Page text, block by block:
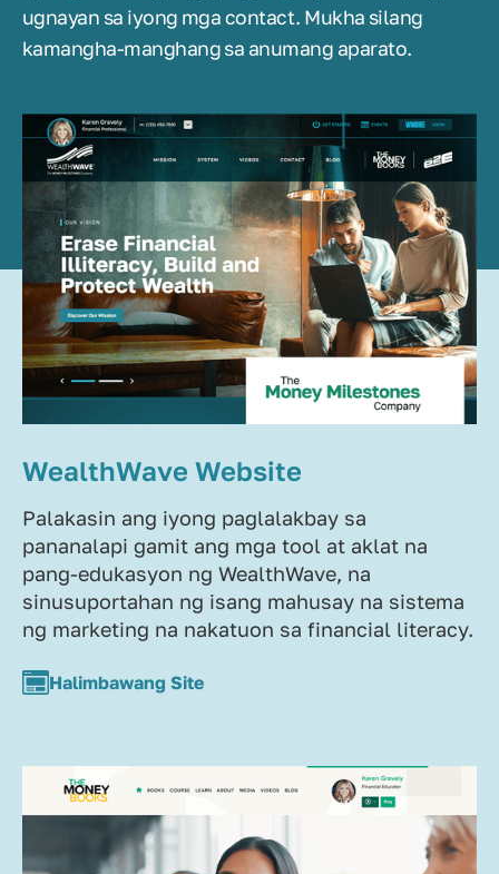
ugnayan sa iyong mga contact. Mukha silang
kamangha-manghang sa anumang aparato.
WealthWave Website
Palakasin ang iyong paglalakbay sa
pananalapi gamit ang mga tool at aklat na
pang-edukasyon ng WealthWave, na
sinusuportahan ng isang mahusay na sistema
ng marketing na nakatuon sa financial literacy.
Halimbawang Site